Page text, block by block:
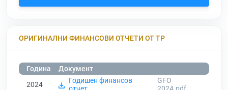
ОРИГИНАЛНИ ФИНАНСОВИ ОТЧЕТИ ОТ ТР
Година
Документ
2024
Годишен финансов
GFO